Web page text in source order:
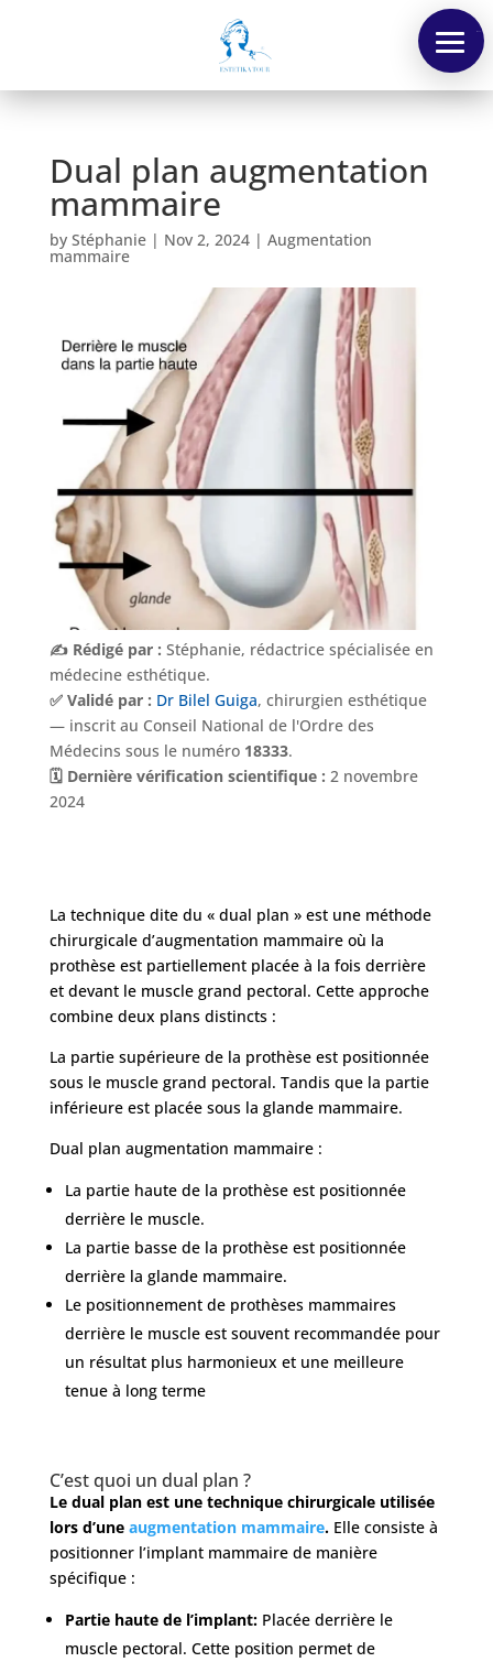
chirurgies
Obésité
Nos
chirurgiens
Nos
cliniques
Nos
articles
Après
Devis
Gratuit
Dual plan augmentation
mammaire
by Stéphanie| Nov 2, 2024| Augmentation
mammaire
✍️ Rédigé par : Stéphanie, rédactrice spécialisée en
médecine esthétique.
✅ Validé par : Dr Bilel Guiga, chirurgien esthétique
— inscrit au Conseil National de l'Ordre des
Médecins sous le numéro 18333.
🗓️ Dernière vérification scientifique : 2 novembre
2024
La technique dite du « dual plan » est une méthode
chirurgicale d’augmentation mammaire où la
prothèse est partiellement placée à la fois derrière
et devant le muscle grand pectoral. Cette approche
combine deux plans distincts :
La partie supérieure de la prothèse est positionnée
sous le muscle grand pectoral. Tandis que la partie
inférieure est placée sous la glande mammaire.
Dual plan augmentation mammaire :
La partie haute de la prothèse est positionnée
derrière le muscle.
La partie basse de la prothèse est positionnée
derrière la glande mammaire.
Le positionnement de prothèses mammaires
derrière le muscle est souvent recommandée pour
un résultat plus harmonieux et une meilleure
tenue à long terme
C’est quoi un dual plan ?
Le dual plan est une technique chirurgicale utilisée
lors d’une augmentation mammaire.Elle consiste à
positionner l’implant mammaire de manière
spécifique :
Partie haute de l’implant:Placée derrière le
muscle pectoral. Cette position permet de